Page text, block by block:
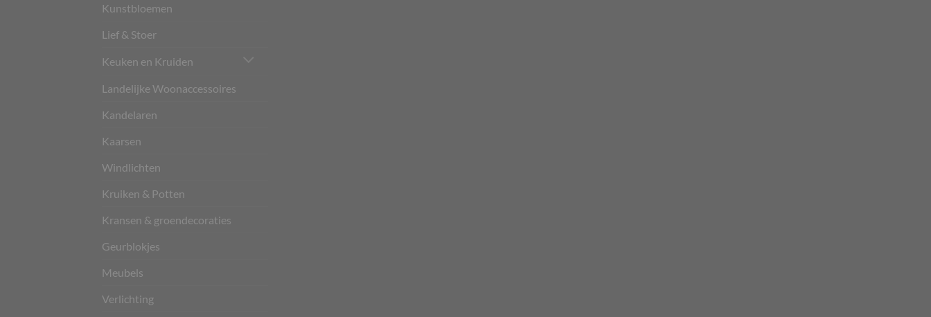
Kunstbloemen
Lief & Stoer
Keuken en Kruiden
Landelijke Woonaccessoires
Kandelaren
Kaarsen
Windlichten
Kruiken & Potten
Kransen & groendecoraties
Geurblokjes
Meubels
Verlichting